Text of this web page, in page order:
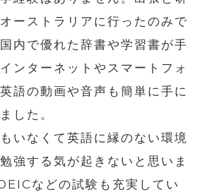
ーストラリアに行ったのみで
内で優れた辞書や学習書が手
ンターネットやスマートフォ
語の動画や音声も簡単に手に
した。
いなくて英語に縁のない環境
強する気が起きないと思いま
などの試験も充実してい